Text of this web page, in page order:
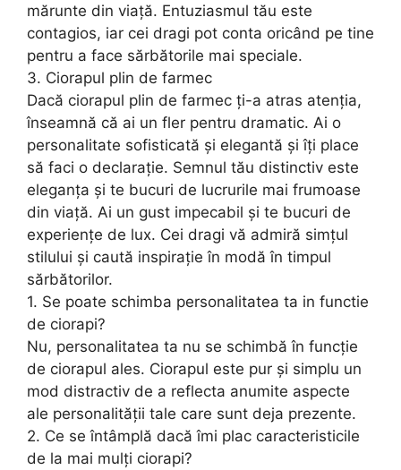
mărunte din viață. Entuziasmul tău este
contagios, iar cei dragi pot conta oricând pe tine
pentru a face sărbătorile mai speciale.
3. Ciorapul plin de farmec
Dacă ciorapul plin de farmec ți-a atras atenția,
înseamnă că ai un fler pentru dramatic. Ai o
personalitate sofisticată și elegantă și îți place
să faci o declarație. Semnul tău distinctiv este
eleganța și te bucuri de lucrurile mai frumoase
din viață. Ai un gust impecabil și te bucuri de
experiențe de lux. Cei dragi vă admiră simțul
stilului și caută inspirație în modă în timpul
sărbătorilor.
1. Se poate schimba personalitatea ta in functie
de ciorapi?
Nu, personalitatea ta nu se schimbă în funcție
de ciorapul ales. Ciorapul este pur și simplu un
mod distractiv de a reflecta anumite aspecte
ale personalității tale care sunt deja prezente.
2. Ce se întâmplă dacă îmi plac caracteristicile
de la mai mulți ciorapi?